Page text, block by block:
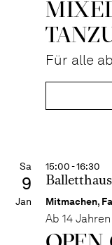
Für alle
Sa
9
Jan
15:00 - 16:30
Mitmachen,
Ab 14 Jahren